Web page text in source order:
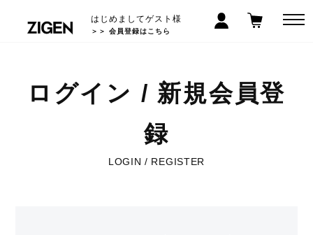
はじめましてゲスト様
＞＞ 会員登録はこちら
ログイン / 新規会員登
録
LOGIN / REGISTER